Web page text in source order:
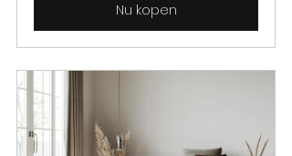
Nu kopen